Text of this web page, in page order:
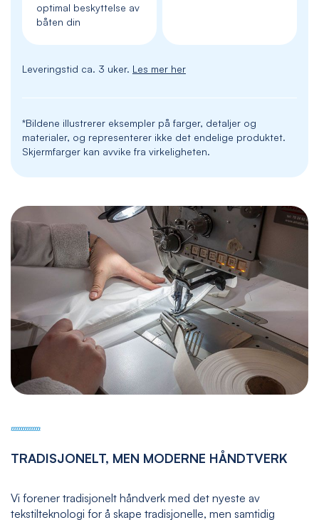
optimal beskyttelse av
båten din
Leveringstid ca. 3 uker. Les mer her
*Bildene illustrerer eksempler på farger, detaljer og
materialer, og representerer ikke det endelige produktet.
Skjermfarger kan avvike fra virkeligheten.
TRADISJONELT, MEN MODERNE HÅNDTVERK
Vi forener tradisjonelt håndverk med det nyeste av
tekstilteknologi for å skape tradisjonelle, men samtidig